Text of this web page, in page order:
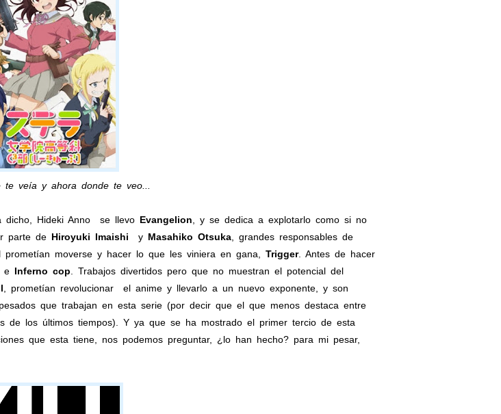
te veía y ahora donde te veo...
dicho, Hideki Anno se llevo Evangelion , y se dedica a explotarlo como si no
parte de Hiroyuki Imaishi y Masahiko Otsuka, grandes responsables de
prometían moverse y hacer lo que les viniera en gana, Trigger. Antes de hacer
Inferno cop . Trabajos divertidos pero que no muestran el potencial del
, prometían revolucionar el anime y llevarlo a un nuevo exponente, y son
que trabajan en esta serie (por decir que el que menos destaca entre
de los últimos tiempos). Y ya que se ha mostrado el primer tercio de esta
que esta tiene, nos podemos preguntar, ¿lo han hecho? para mi pesar,